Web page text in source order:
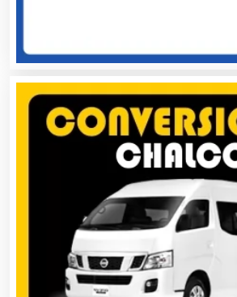
Avaluos
Balnearios
Bancos
Banquetes